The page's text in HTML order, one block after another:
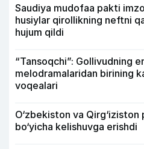
Saudiya mudofaa pakti
husiylar qirollikning neftni
hujum qildi
“Tansoqchi”: Gollivudning
melodramalaridan birining
voqealari
O‘zbekiston va Qirg‘iziston
bo‘yicha kelishuvga erishdi